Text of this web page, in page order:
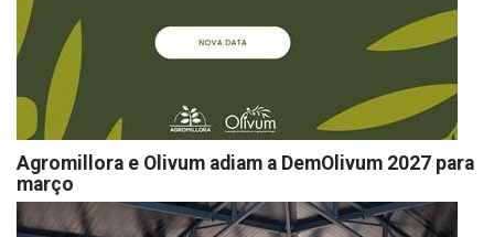
Agromillora e Olivum adiam a DemOlivum 2027 para
março